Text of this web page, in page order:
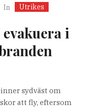
In Utrikes
i
sydväst om
att fly, eftersom